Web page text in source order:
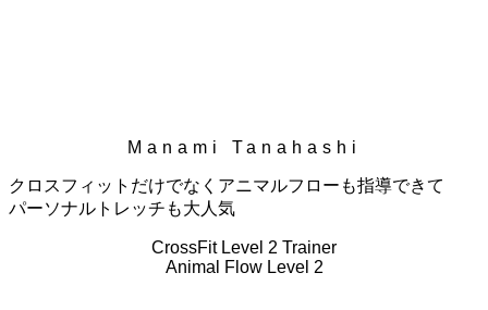
Manami Tanahashi
クロスフィットだけでなくアニマルフローも指導できて
パーソナルトレッチも大人気
CrossFit Level 2 Trainer
Animal Flow Level 2